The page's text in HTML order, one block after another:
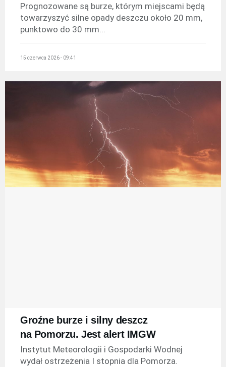
Prognozowane są burze, którym miejscami będą
towarzyszyć silne opady deszczu około 20 mm,
punktowo do 30 mm...
15 czerwca 2026 - 09:41
Groźne burze i silny deszcz
na Pomorzu. Jest alert IMGW
Instytut Meteorologii i Gospodarki Wodnej
wydał ostrzeżenia I stopnia dla Pomorza.